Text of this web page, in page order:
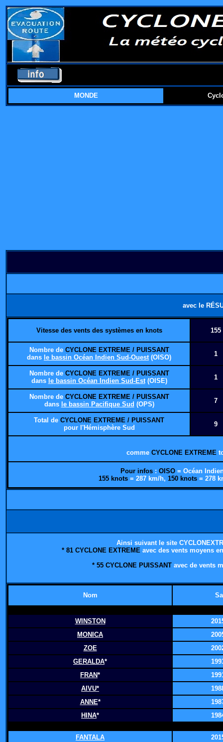
MONDE
avec le
Vitesse des vents des systèmes en knots 155
Nombre de CYCLONE EXTREME / PUISSANT
dans le bassin Océan Indien Sud-Ouest(OISO) 1
Nombre de CYCLONE EXTREME / PUISSANT
dans le bassin Océan Indien Sud-Est(OISE) 1
Nombre de CYCLONE EXTREME / PUISSANT
dans le bassin Pacifique Sud (OPS) 7
Total de CYCLONE EXTREME / PUISSANT
pour l'Hémisphère Sud
9
comme CYCLONE EXTREME
Pour infos: OISO= Océan
155 knots= 287 km/h, 150 knots= 278
Ainsi suivant le site
* 81 CYCLONE EXTREME avec des vents moyens
* 55 CYCLONE PUISSANT avec de vents
Nom
WINSTON
MONICA
ZOE
GERALDA*
FRAN*
AIVU*
ANNE*
HINA*
FANTALA